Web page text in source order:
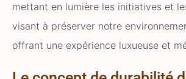
mettant en lumière les initiatives et
visant à préserver notre
offrant une expérience luxueuse et